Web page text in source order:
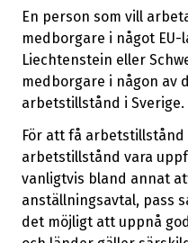
En person som vill
medborgare i något
Liechtenstein eller
medborgare i någon av
arbetstillstånd i Sverige.
För att få
arbetstillstånd vara
vanligtvis bland annat
anställningsavtal, pass
det möjligt att uppnå